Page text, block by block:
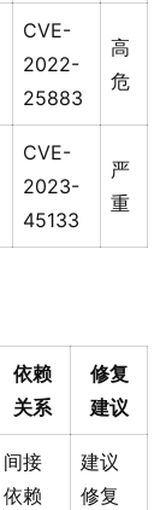
CVE-
2022-
25883
高
危
CVE-
2023-
45133
严
重
依赖
关系
修复
建议
间接
依赖
建议
修复